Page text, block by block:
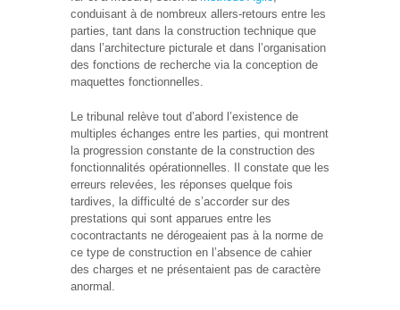
conduisant à de nombreux allers-retours entre les
parties, tant dans la construction technique que
dans l’architecture picturale et dans l’organisation
des fonctions de recherche via la conception de
maquettes fonctionnelles.
Le tribunal relève tout d’abord l’existence de
multiples échanges entre les parties, qui montrent
la progression constante de la construction des
fonctionnalités opérationnelles. Il constate que les
erreurs relevées, les réponses quelque fois
tardives, la difficulté de s’accorder sur des
prestations qui sont apparues entre les
cocontractants ne dérogeaient pas à la norme de
ce type de construction en l’absence de cahier
des charges et ne présentaient pas de caractère
anormal.